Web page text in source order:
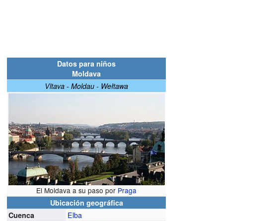
Datos para niños
Moldava
Vltava - Moldau - Wełtawa
El Moldava a su paso por Praga
Ubicación geográfica
Cuenca
Elba